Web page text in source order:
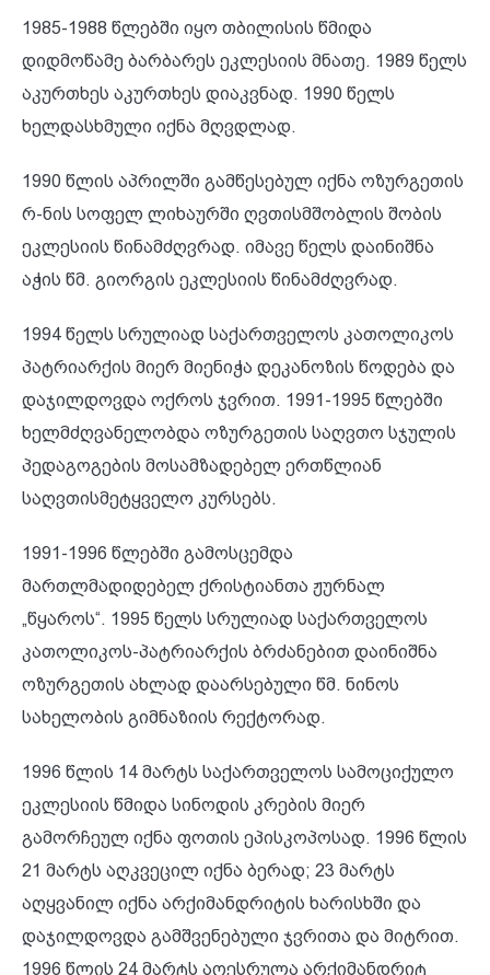
1985-1988 წლებში იყო თბილისის წმიდა
დიდმოწამე ბარბარეს ეკლესიის მნათე. 1989 წელს
აკურთხეს აკურთხეს დიაკვნად. 1990 წელს
ხელდასხმული იქნა მღვდლად.
1990 წლის აპრილში გამწესებულ იქნა ოზურგეთის
რ-ნის სოფელ ლიხაურში ღვთისმშობლის შობის
ეკლესიის წინამძღვრად. იმავე წელს დაინიშნა
აჭის წმ. გიორგის ეკლესიის წინამძღვრად.
1994 წელს სრულიად საქართველოს კათოლიკოს
პატრიარქის მიერ მიენიჭა დეკანოზის წოდება და
დაჯილდოვდა ოქროს ჯვრით. 1991-1995 წლებში
ხელმძღვანელობდა ოზურგეთის საღვთო სჯულის
პედაგოგების მოსამზადებელ ერთწლიან
საღვთისმეტყველო კურსებს.
1991-1996 წლებში გამოსცემდა
მართლმადიდებელ ქრისტიანთა ჟურნალ
„წყაროს“. 1995 წელს სრულიად საქართველოს
კათოლიკოს-პატრიარქის ბრძანებით დაინიშნა
ოზურგეთის ახლად დაარსებული წმ. ნინოს
სახელობის გიმნაზიის რექტორად.
1996 წლის 14 მარტს საქართველოს სამოციქულო
ეკლესიის წმიდა სინოდის კრების მიერ
გამორჩეულ იქნა ფოთის ეპისკოპოსად. 1996 წლის
21 მარტს აღკვეცილ იქნა ბერად; 23 მარტს
აღყვანილ იქნა არქიმანდრიტის ხარისხში და
დაჯილდოვდა გამშვენებული ჯვრითა და მიტრით.
1996 წლის 24 მარტს აღესრულა არქიმანდრიტ